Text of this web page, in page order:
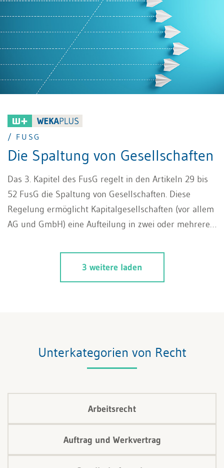
personenbezogener und kapitalbezogener
/ FUSG
Die Spaltung von Gesellschaften
Das 3. Kapitel des FusG regelt in den Artikeln 29 bis
52 FusG die Spaltung von Gesellschaften. Diese
Regelung ermöglicht Kapitalgesellschaften (vor allem
AG und GmbH) eine Aufteilung in zwei oder mehrere
3 weitere laden
Unterkategorien von Recht
Arbeitsrecht
Auftrag und Werkvertrag